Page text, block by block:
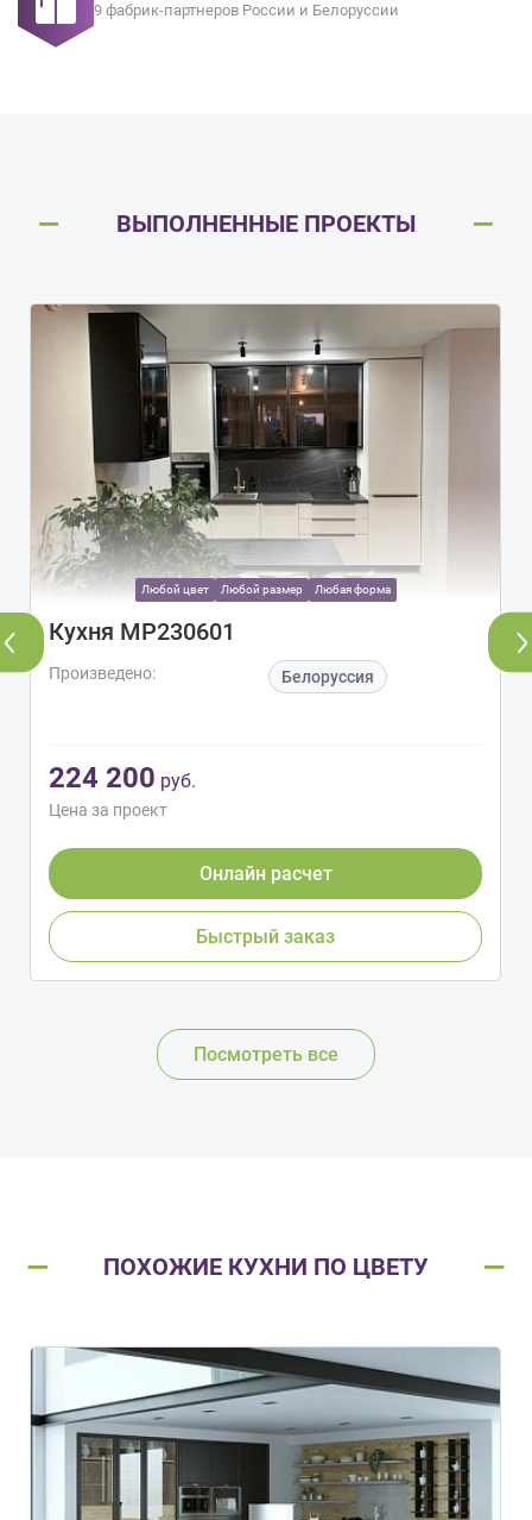
9 фабрик-партнеров России и Белоруссии
ВЫПОЛНЕННЫЕ ПРОЕКТЫ
Любой цвет Любой размер Любая форма
Кухня МР230601
Произведено: Белоруссия
224 200 руб.
Цена за проект
Онлайн расчет
Быстрый заказ
Посмотреть все
ПОХОЖИЕ КУХНИ ПО ЦВЕТУ